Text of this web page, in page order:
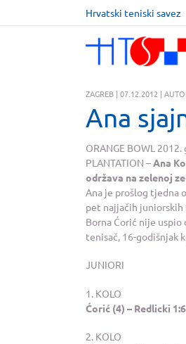
Hrvatski teniski savez
ZAGREB | 07.12.2012 |
Ana
ORANGE BOWL 2012.
PLANTATION –Ana
održava na zelenoj
Ana je prošlog tjedna
pet najjačih
Borna Ćorić nije
tenisač, 16-godišnjak
JUNIORI
1. KOLO
Ćorić (4) – Redlicki
2. KOLO